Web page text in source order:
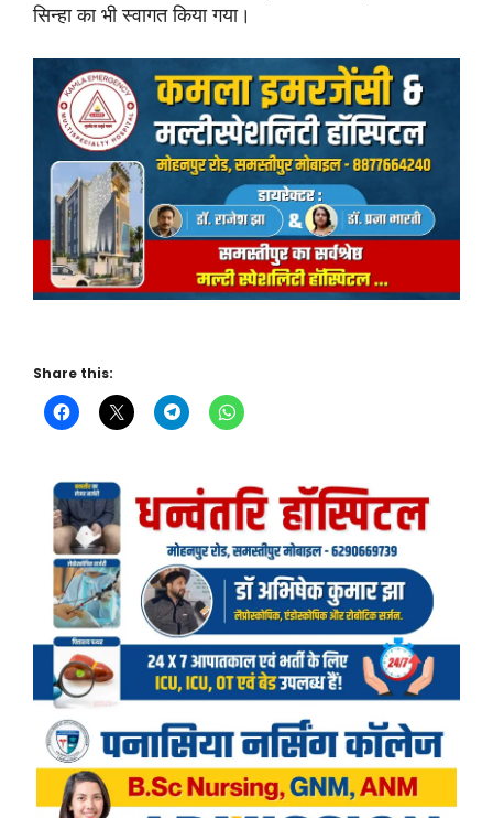
सिन्हा का भी स्वागत किया गया।
Share this: